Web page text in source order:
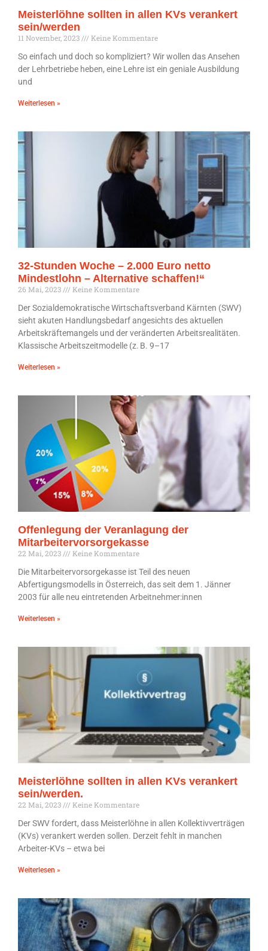
Meisterlöhne sollten in allen KVs verankert
sein/werden
11 November, 2023
Keine Kommentare
So einfach und doch so kompliziert? Wir wollen das Ansehen
der Lehrbetriebe heben, eine Lehre ist ein geniale Ausbildung
und
Weiterlesen »
32-Stunden Woche – 2.000 Euro netto
Mindestlohn – Alternative schaffen!“
26 Mai, 2023
Keine Kommentare
Der Sozialdemokratische Wirtschaftsverband Kärnten (SWV)
sieht akuten Handlungsbedarf angesichts des aktuellen
Arbeitskräftemangels und der veränderten Arbeitsrealitäten.
Klassische Arbeitszeitmodelle (z. B. 9–17
Weiterlesen »
Offenlegung der Veranlagung der
Mitarbeitervorsorgekasse
22 Mai, 2023
Keine Kommentare
Die Mitarbeitervorsorgekasse ist Teil des neuen
Abfertigungsmodells in Österreich, das seit dem 1. Jänner
2003 für alle neu eintretenden Arbeitnehmer:innen
Weiterlesen »
Meisterlöhne sollten in allen KVs verankert
sein/werden.
22 Mai, 2023
Keine Kommentare
Der SWV fordert, dass Meisterlöhne in allen Kollektivverträgen
(KVs) verankert werden sollen. Derzeit fehlt in manchen
Arbeiter-KVs – etwa bei
Weiterlesen »